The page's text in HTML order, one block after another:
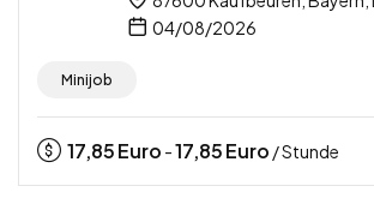
04/08/2026
Minijob
17,85Euro -17,85Euro / Stunde